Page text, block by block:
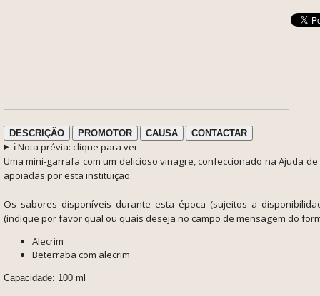
DESCRIÇÃO PROMOTOR CAUSA CONTACTAR
ℹ️ Nota prévia: clique para ver
Uma mini-garrafa com um delicioso vinagre, confeccionado na Ajuda
apoiadas por esta instituição.
Os sabores disponíveis durante esta época (sujeitos a
(indique por favor qual ou quais deseja no campo de mensagem do
Alecrim
Beterraba com alecrim
Capacidade: 100 ml